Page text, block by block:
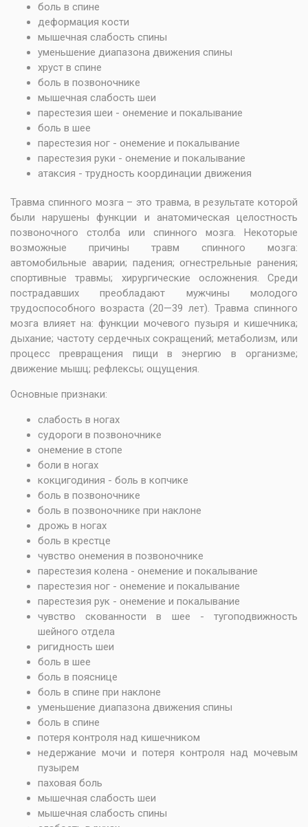
боль в спине
деформация кости
мышечная слабость спины
уменьшение диапазона движения спины
хруст в спине
боль в позвоночнике
мышечная слабость шеи
парестезия шеи - онемение и покалывание
боль в шее
парестезия ног - онемение и покалывание
парестезия руки - онемение и покалывание
атаксия - трудность координации движения
Травма спинного мозга – это травма, в результате которой
были нарушены функции и анатомическая целостность
позвоночного столба или спинного мозга. Некоторые
возможные причины травм спинного мозга:
автомобильные аварии; падения; огнестрельные ранения;
спортивные травмы; хирургические осложнения. Среди
пострадавших преобладают мужчины молодого
трудоспособного возраста (20—39 лет). Травма спинного
мозга влияет на: функции мочевого пузыря и кишечника;
дыхание; частоту сердечных сокращений; метаболизм, или
процесс превращения пищи в энергию в организме;
движение мышц; рефлексы; ощущения.
Основные признаки:
слабость в ногах
судороги в позвоночнике
онемение в стопе
боли в ногах
кокцигодиния - боль в копчике
боль в позвоночнике
боль в позвоночнике при наклоне
дрожь в ногах
боль в крестце
чувство онемения в позвоночнике
парестезия колена - онемение и покалывание
парестезия ног - онемение и покалывание
парестезия рук - онемение и покалывание
чувство скованности в шее - тугоподвижность
шейного отдела
ригидность шеи
боль в шее
боль в пояснице
боль в спине при наклоне
уменьшение диапазона движения спины
боль в спине
потеря контроля над кишечником
недержание мочи и потеря контроля над мочевым
пузырем
паховая боль
мышечная слабость шеи
мышечная слабость спины